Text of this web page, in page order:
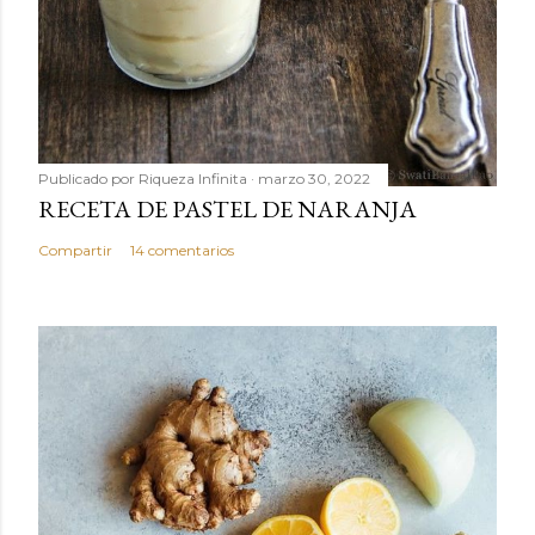
Publicado por Riqueza Infinita marzo 30, 2022
RECETA DE PASTEL DE NARANJA
Compartir 14 comentarios